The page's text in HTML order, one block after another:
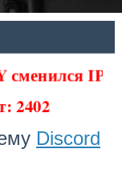
сменился IP
2402
Discord